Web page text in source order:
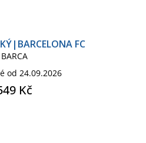
FC
BARCA
od 24.09.2026
Kč